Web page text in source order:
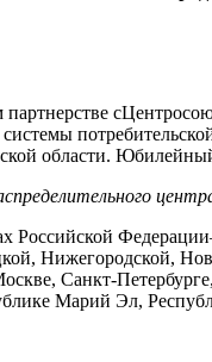
области.
Нижегородской,
Санкт-
Марий Эл,